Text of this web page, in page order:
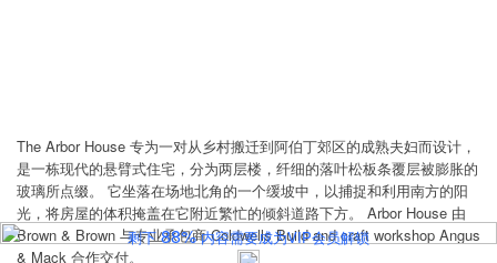
The Arbor House 专为一对从乡村搬迁到阿伯丁郊区的成熟夫妇而设计，
是一栋现代的悬臂式住宅，分为两层楼，纤细的落叶松板条覆层被膨胀的
玻璃所点缀。 它坐落在场地北角的一个缓坡中，以捕捉和利用南方的阳
光，将房屋的体积掩盖在它附近繁忙的倾斜道路下方。 Arbor House 由
Brown & Brown 与专业承包商 Coldwells Build and craft workshop Angus
& Mack 合作交付。